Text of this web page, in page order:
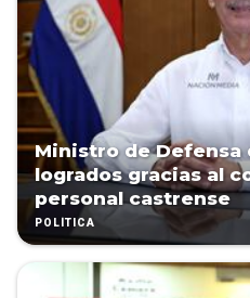
Ministro de Defensa
logrados gracias al
personal castrense
POLÍTICA